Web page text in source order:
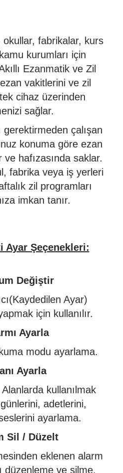
fabrikalar, kurs
kurumları için
Ezanmatik ve Zil
vakitlerini ve zil
cihaz üzerinden
sağlar.
gerektirmeden çalışan
konuma göre ezan
hafızasında saklar.
fabrika veya iş yerleri
zil programları
imkan tanır.
Ayar Şeçenekleri:
Değiştir
Ayar)
için kullanılır.
Ayarla
modu ayarlama.
Ayarla
kullanılmak
adetlerini,
ayarlama.
Sil / Düzelt
eklenen alarm
düzenleme ve silme.